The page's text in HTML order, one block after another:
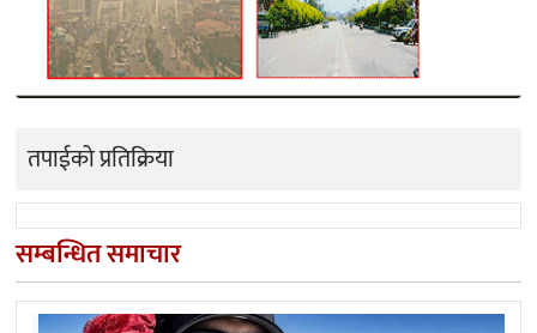
तपाईको प्रतिक्रिया
सम्बन्धित समाचार